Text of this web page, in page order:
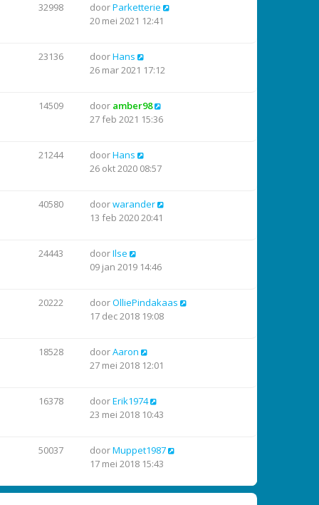
32998 doorParketterie
20 mei 2021 12:41
23136 doorHans
26 mar 2021 17:12
14509 door amber98
27 feb 2021 15:36
21244 doorHans
26 okt 2020 08:57
40580 doorwarander
13 feb 2020 20:41
24443 doorIlse
09 jan 2019 14:46
20222 doorOlliePindakaas
17 dec 2018 19:08
18528 doorAaron
27 mei 2018 12:01
16378 doorErik1974
23 mei 2018 10:43
50037 doorMuppet1987
17 mei 2018 15:43